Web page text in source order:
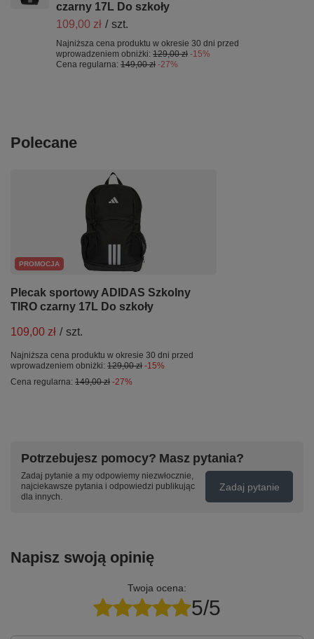
czarny 17L Do szkoły
109,00 zł / szt.
Najniższa cena produktu w okresie 30 dni przed
wprowadzeniem obniżki: 129,00 zł -15%
Cena regularna: 149,00 zł -27%
Polecane
PROMOCJA
Plecak sportowy ADIDAS Szkolny
TIRO czarny 17L Do szkoły
109,00 zł / szt.
Najniższa cena produktu w okresie 30 dni przed
wprowadzeniem obniżki: 129,00 zł -15%
Cena regularna: 149,00 zł -27%
Potrzebujesz pomocy? Masz pytania?
Zadaj pytanie a my odpowiemy niezwłocznie,
najciekawsze pytania i odpowiedzi publikując
dla innych.
Zadaj pytanie
Napisz swoją opinię
Twoja ocena:
5/5